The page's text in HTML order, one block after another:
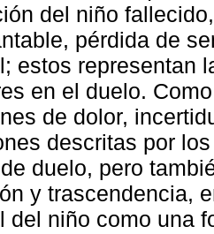
del niño
pérdida de
estos representan
en el duelo.
de dolor,
descritas por
duelo, pero
y trascendencia,
del niño como una